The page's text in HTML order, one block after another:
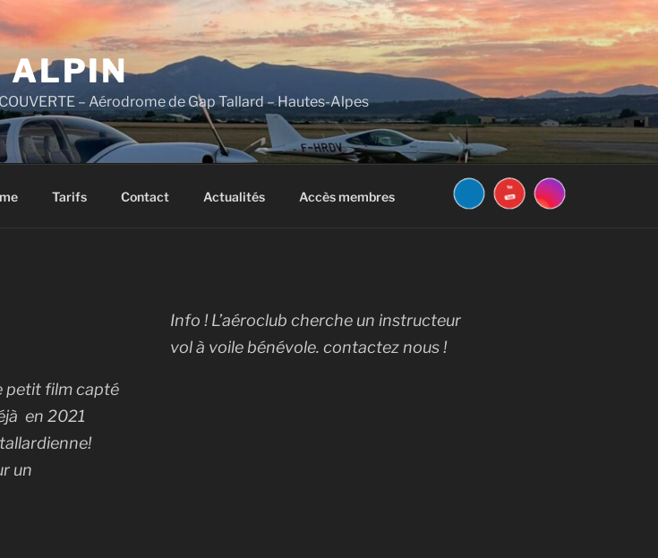
ALPIN
– Aérodrome de Gap Tallard – Hautes-Alpes
Tarifs Contact Actualités Accès membres
petit film capté
en 2021
un
Info ! L’aéroclub cherche un instructeur
vol à voile bénévole. contactez nous !